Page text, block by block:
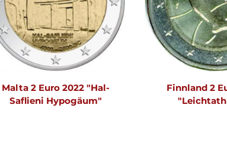
Malta 2 Euro 2022 "Hal-
Saflieni Hypogäum"
Finnland 2